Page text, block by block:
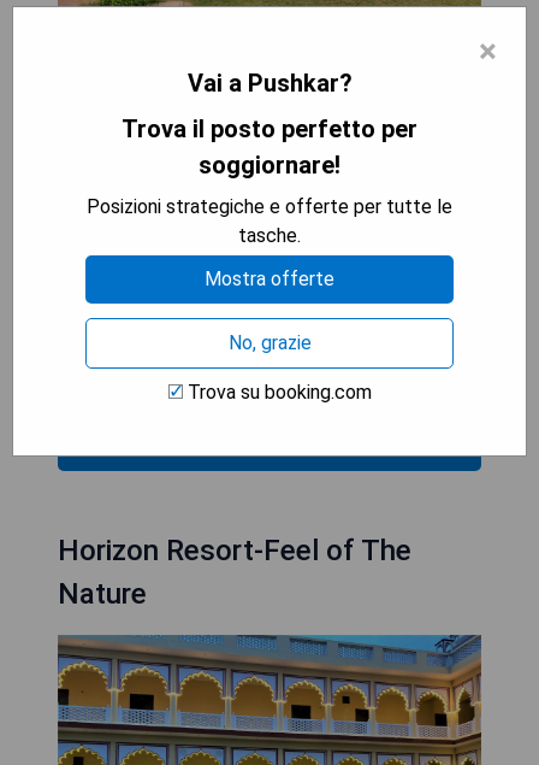
- Cucina deliziosa e varia inclusa nel pacchetto
- Attività ricreative come yoga e escursioni
organizzate
- Personale cortese e disponibile
- Alcune camere potrebbero essere più datate
- Wi-Fi potrebbe essere lento in alcune aree
Horizon Resort-Feel of The
Nature
×
Vai a Pushkar?
Trova il posto perfetto per
soggiornare!
Posizioni strategiche e offerte per tutte le
tasche.
Mostra offerte
No, grazie
Trova su booking.com